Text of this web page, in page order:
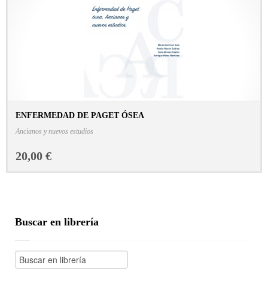
ENFERMEDAD DE PAGET ÓSEA
Ancianos y nuevos estudios
20,00 €
Buscar en librería